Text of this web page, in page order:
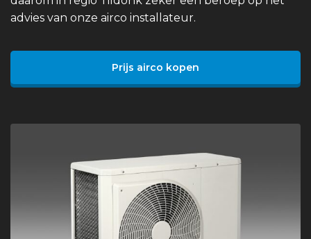
advies van onze airco installateur.
Prijs airco kopen